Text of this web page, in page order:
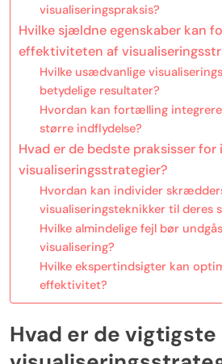
visualiseringspraksis?
Hvilke sjældne egenskaber kan
effektiviteten af
Hvilke usædvanlige
betydelige resultater?
Hvordan kan fortælling
større indflydelse?
Hvad er de bedste praksisser
visualiseringsstrategier?
Hvordan kan individer
visualiseringsteknikker til deres
Hvilke almindelige fejl bør
visualisering?
Hvilke ekspertindsigter kan
effektivitet?
Hvad er de vigtigste